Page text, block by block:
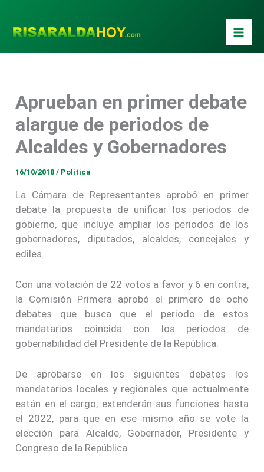
contenido
Aprueban en primer debate
alargue de periodos de
Alcaldes y Gobernadores
16/10/2018/ Política
La Cámara de Representantes aprobó en primer
debate la propuesta de unificar los periodos de
gobierno, que incluye ampliar los periodos de los
gobernadores, diputados, alcaldes, concejales y
ediles.
Con una votación de 22 votos a favor y 6 en contra,
la Comisión Primera aprobó el primero de ocho
debates que busca que el periodo de estos
mandatarios coincida con los periodos de
gobernabilidad del Presidente de la República.
De aprobarse en los siguientes debates los
mandatarios locales y regionales que actualmente
están en el cargo, extenderán sus funciones hasta
el 2022, para que en ese mismo año se vote la
elección para Alcalde, Gobernador, Presidente y
Congreso de la República.